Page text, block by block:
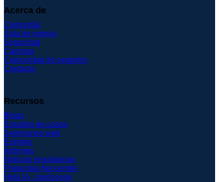
Acerca de
Compañía
Sala de prensa
Seguridad
Carreras
Comunidad de expertos
Contacto
Recursos
Blogs
Estudios de casos
Seminarios web
Eventos
Informes
Noticias regulatorias
Preguntas frecuentes
Hola IA, conócenos